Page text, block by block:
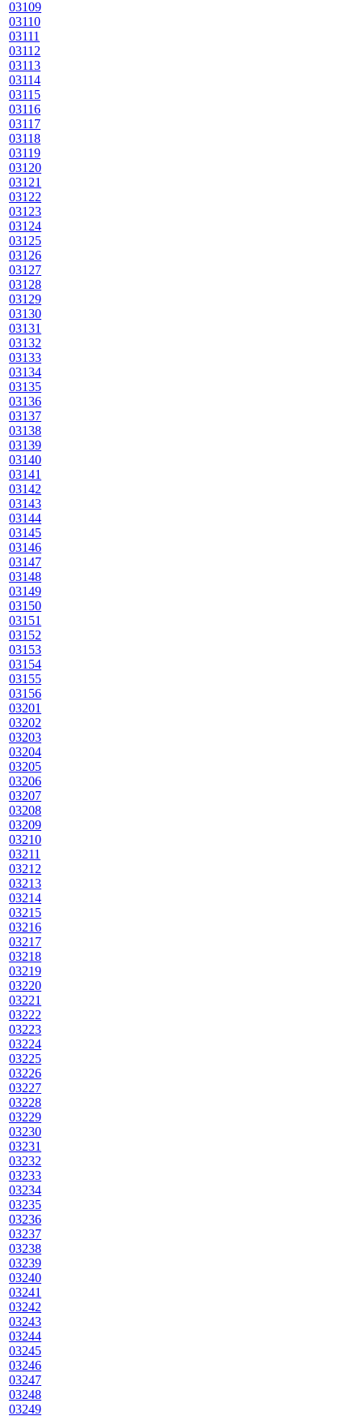
03109
03110
03111
03112
03113
03114
03115
03116
03117
03118
03119
03120
03121
03122
03123
03124
03125
03126
03127
03128
03129
03130
03131
03132
03133
03134
03135
03136
03137
03138
03139
03140
03141
03142
03143
03144
03145
03146
03147
03148
03149
03150
03151
03152
03153
03154
03155
03156
03201
03202
03203
03204
03205
03206
03207
03208
03209
03210
03211
03212
03213
03214
03215
03216
03217
03218
03219
03220
03221
03222
03223
03224
03225
03226
03227
03228
03229
03230
03231
03232
03233
03234
03235
03236
03237
03238
03239
03240
03241
03242
03243
03244
03245
03246
03247
03248
03249